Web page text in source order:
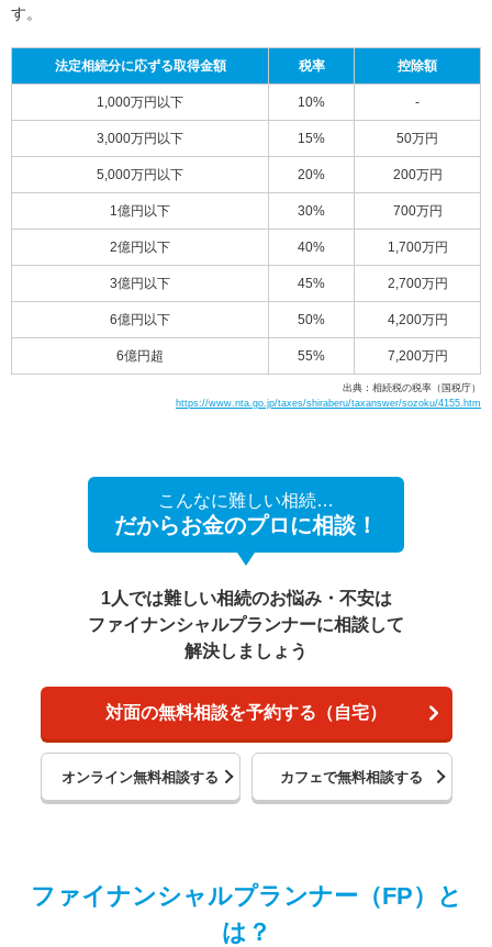
す。
法定相続分に応ずる取得金額 税率 控除額
1,000万円以下 10% -
3,000万円以下 15% 50万円
5,000万円以下 20% 200万円
1億円以下 30% 700万円
2億円以下 40% 1,700万円
3億円以下 45% 2,700万円
6億円以下 50% 4,200万円
6億円超 55% 7,200万円
出典：相続税の税率（国税庁）
https://www.nta.go.jp/taxes/shiraberu/taxanswer/sozoku/4155.htm
こんなに難しい相続…
だからお金のプロに相談！
1人では難しい相続のお悩み・不安は
ファイナンシャルプランナーに相談して
解決しましょう
対面の無料相談を予約する（自宅）
オンライン無料相談する カフェで無料相談する
ファイナンシャルプランナー（FP）と
は？